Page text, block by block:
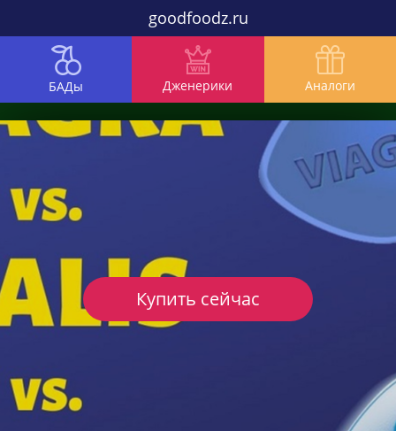
goodfoodz.ru
БАДы Дженерики Аналоги
Купить сейчас